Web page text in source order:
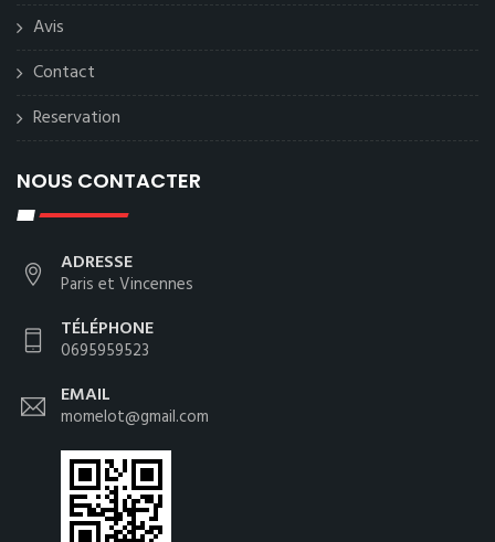
Avis
Contact
Reservation
NOUS CONTACTER
ADRESSE
Paris et Vincennes
TÉLÉPHONE
0695959523
EMAIL
momelot@gmail.com